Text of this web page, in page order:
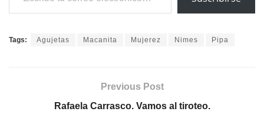
Tags: Agujetas Macanita Mujerez Nimes Pipa
Previous Post
Rafaela Carrasco. Vamos al tiroteo.